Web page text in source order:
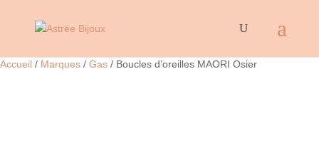
Accueil / Marques / Gas / Boucles d’oreilles MAORI Osier